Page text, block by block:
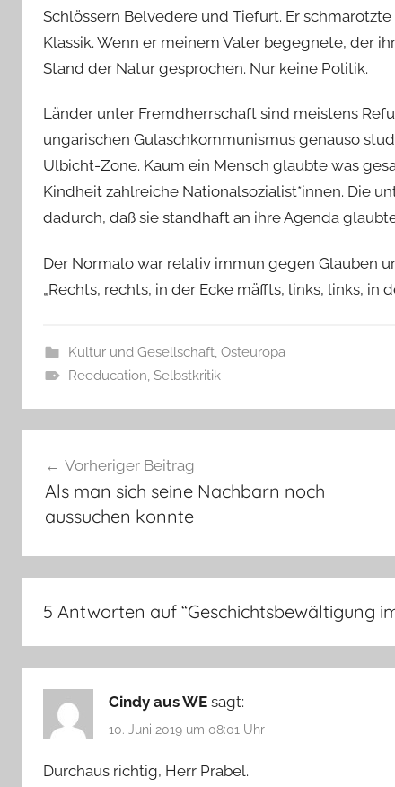
Schlössern Belvedere und Tiefurt. Er
Klassik. Wenn er meinem Vater begegnete, der
Stand der Natur gesprochen. Nur keine Politik.
Länder unter Fremdherrschaft sind meistens
ungarischen Gulaschkommunismus genauso
Ulbicht-Zone. Kaum ein Mensch glaubte was
Kindheit zahlreiche Nationalsozialist*innen. Die
dadurch, daß sie standhaft an ihre Agenda
Der Normalo war relativ immun gegen Glauben
„Rechts, rechts, in der Ecke mäffts, links, links, in
Kultur und Gesellschaft, Osteuropa
Reeducation Selbstkritik
Vorheriger Beitrag
Als man sich seine Nachbarn noch
aussuchen konnte
5 Antworten auf “Geschichtsbewältigung
Cindy aus WE sagt:
10. Juni 2019 um 08:01 Uhr
Durchaus richtig, Herr Prabel.